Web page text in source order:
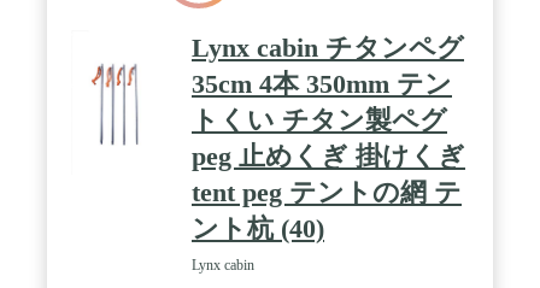
す。 / ✅【携帯便利】1本あたり12gと超軽量！複数
持ちをしても、負担にならない重さなので登山や旅
行先でのキャンプのお供におすすめです！専用の収
納ケースでよりコンパクトに持ち運びが可能です！
/ ✅【どんなシーンにも対応可能】キャンプでよく
ある、土や砂利、芝生などあらゆるタイプに対応し
てます。どこでも刺さる強靭なボディで柔らかい地
面もしっかり固定され、硬い地面や岩が混じった地
面も砕きながらがっしりと食い込んでくれます。
Lynx cabin チタンペグ
35cm 4本 350mm テン
トくい チタン製ペグ
peg 止めくぎ 掛けくぎ
tent peg テントの網 テ
ント杭 (40)
Lynx cabin